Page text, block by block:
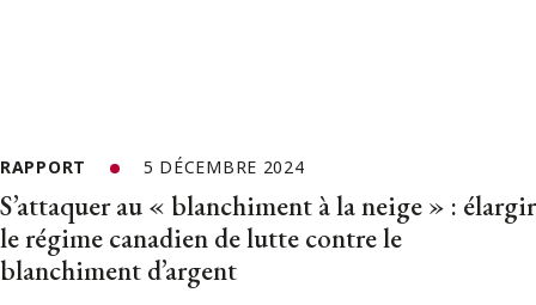
RAPPORT 5 DÉCEMBRE 2024
S’attaquer au « blanchiment à la neige » : élargir
le régime canadien de lutte contre le
blanchiment d’argent